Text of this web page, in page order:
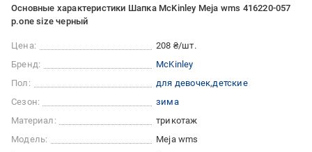
Основные характеристики Шапка McKinley Meja wms 416220-057
р.one size черный
Цена:
208 ₴/шт.
Бренд:
McKinley
Пол:
для девочек детские
Сезон:
зима
Материал:
трикотаж
Модель:
Meja wms